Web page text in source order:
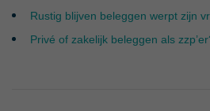
Rustig blijven beleggen werpt zijn
Privé of zakelijk beleggen als